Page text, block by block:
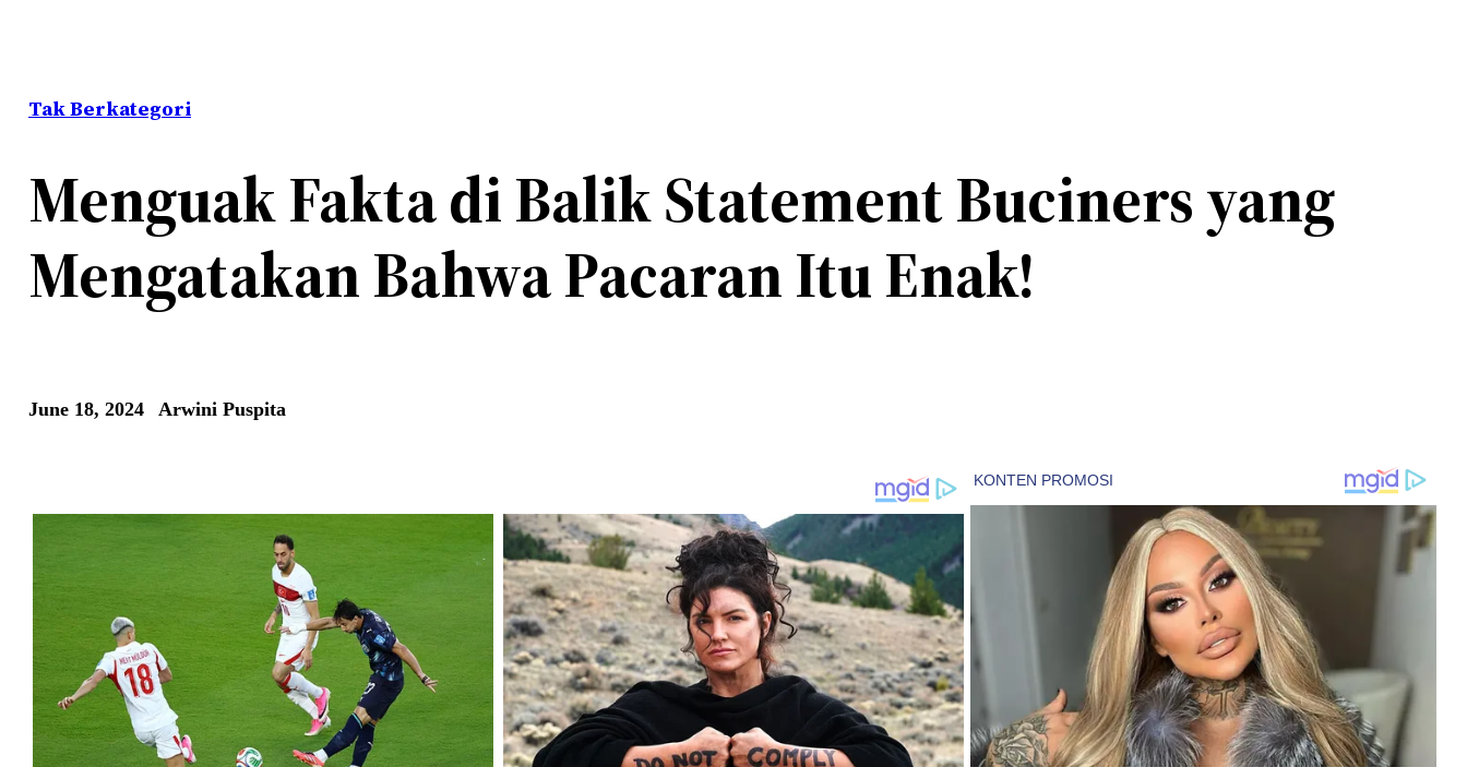
Tak Berkategori
Menguak Fakta di Balik Statement Buciners yang
Mengatakan Bahwa Pacaran Itu Enak!
June 18, 2024 Arwini Puspita